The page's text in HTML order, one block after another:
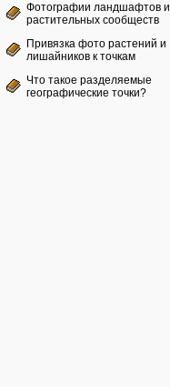
Фотографии ландшафтов и
растительных сообществ
Привязка фото растений и
лишайников к точкам
Что такое разделяемые
географические точки?